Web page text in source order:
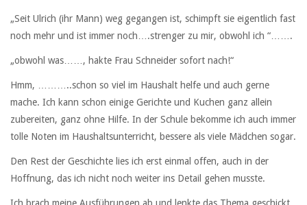
„Seit Ulrich (ihr Mann) weg gegangen ist, schimpft sie eigentlich fast
noch mehr und ist immer noch….strenger zu mir, obwohl ich “…….
„obwohl was……, hakte Frau Schneider sofort nach!“
Hmm, ………..schon so viel im Haushalt helfe und auch gerne
mache. Ich kann schon einige Gerichte und Kuchen ganz allein
zubereiten, ganz ohne Hilfe. In der Schule bekomme ich auch immer
tolle Noten im Haushaltsunterricht, bessere als viele Mädchen sogar.
Den Rest der Geschichte lies ich erst einmal offen, auch in der
Hoffnung, das ich nicht noch weiter ins Detail gehen musste.